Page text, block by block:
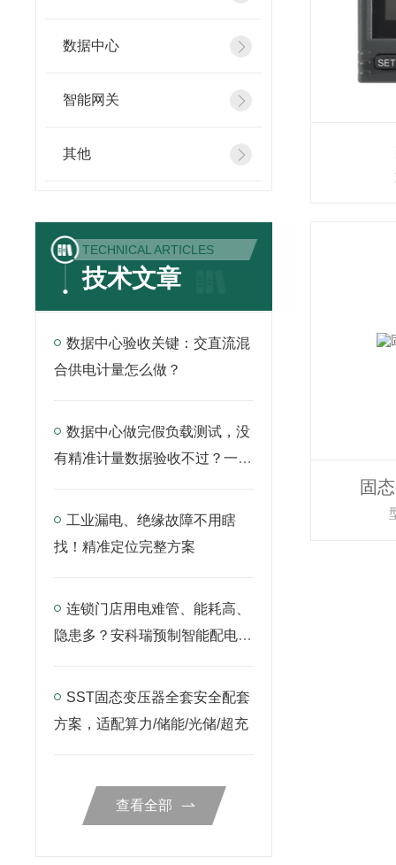
数据中心
智能网关
其他
TECHNICAL ARTICLES
技术文章
数据中心验收关键：交直流混
合供电计量怎么做？
数据中心做完假负载测试，没
有精准计量数据验收不过？一套
工业漏电、绝缘故障不用瞎
找！精准定位完整方案
连锁门店用电难管、能耗高、
隐患多？安科瑞预制智能配电
SST固态变压器全套安全配套
方案，适配算力/储能/光储/超充
查看全部
固